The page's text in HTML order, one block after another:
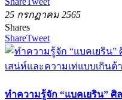
25 กรกฏาคม 2565
Shares
ShareTweet
ทำความรู้จัก “แบคเยริน” ศิ